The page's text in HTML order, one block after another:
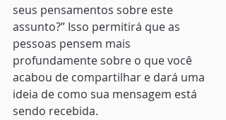
seus pensamentos sobre este
assunto?” Isso permitirá que as
pessoas pensem mais
profundamente sobre o que você
acabou de compartilhar e dará uma
ideia de como sua mensagem está
sendo recebida.